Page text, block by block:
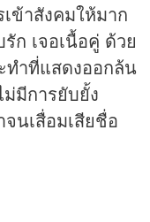
ข้าสังคมให้มาก
ก เจอเนื้อคู่ ด้วย
ทำที่แสดงออกล้น
มีการยับยั้ง
นเสื่อมเสียชื่อ